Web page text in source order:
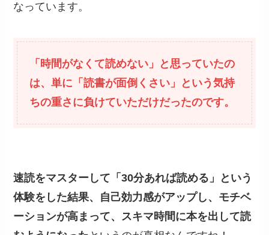
なっています。
「時間がなくて読めない」と思っていたの
は、単に「読書が面倒くさい」という気持
ちの重さに負けていただけだったのです。
速読をマスターして「30分あれば読める」という
体験をした結果、自己効力感がアップし、モチベ
ーションが高まって、スキマ時間に本を出して読